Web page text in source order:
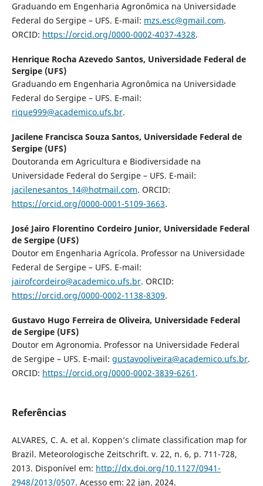
Graduando em Engenharia Agronômica na Universidade
Federal do Sergipe – UFS. E-mail: mzs.esc@gmail.com.
ORCID: https://orcid.org/0000-0002-4037-4328.
Henrique Rocha Azevedo Santos, Universidade Federal de
Sergipe (UFS)
Graduando em Engenharia Agronômica na Universidade
Federal do Sergipe – UFS. E-mail:
rique999@academico.ufs.br.
Jacilene Francisca Souza Santos, Universidade Federal de
Sergipe (UFS)
Doutoranda em Agricultura e Biodiversidade na
Universidade Federal do Sergipe – UFS. E-mail:
jacilenesantos_14@hotmail.com. ORCID:
https://orcid.org/0000-0001-5109-3663.
José Jairo Florentino Cordeiro Junior, Universidade Federal
de Sergipe (UFS)
Doutor em Engenharia Agrícola. Professor na Universidade
Federal de Sergipe – UFS. E-mail:
jairofcordeiro@academico.ufs.br. ORCID:
https://orcid.org/0000-0002-1138-8309.
Gustavo Hugo Ferreira de Oliveira, Universidade Federal
de Sergipe (UFS)
Doutor em Agronomia. Professor na Universidade Federal
de Sergipe – UFS. E-mail: gustavooliveira@academico.ufs.br.
ORCID: https://orcid.org/0000-0002-3839-6261 .
Referências
ALVARES, C. A. et al. Koppen’s climate classification map for
Brazil. Meteorologische Zeitschrift. v. 22, n. 6, p. 711-728,
2013. Disponível em: http://dx.doi.org/10.1127/0941-
2948/2013/0507. Acesso em: 22 jan. 2024.